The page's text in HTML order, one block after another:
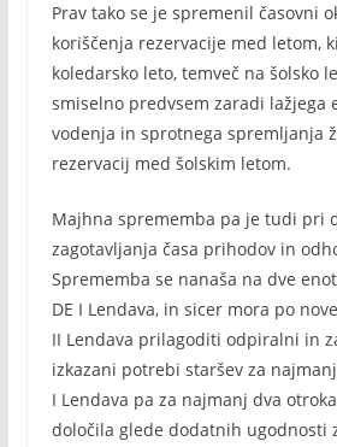
Prav tako se je spremenil časovni
koriščenja rezervacije med letom,
koledarsko leto, temveč na šolsko
smiselno predvsem zaradi lažjega
vodenja in sprotnega spremljanja
rezervacij med šolskim letom.
Majhna sprememba pa je tudi pri
zagotavljanja časa prihodov in
Sprememba se nanaša na dve
DE I Lendava, in sicer mora po
II Lendava prilagoditi odpiralni in
izkazani potrebi staršev za
I Lendava pa za najmanj dva
določila glede dodatnih ugodnosti